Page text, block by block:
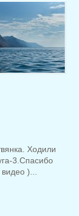
Ходили
3.Спасибо
)...